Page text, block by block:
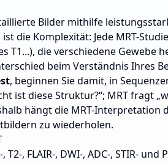
Bilder mithilfe
die Komplexität: Jede MRT-
T1...), die verschiedene Gewebe
beim Verständnis Ihres
, beginnen Sie damit, in
ist diese Struktur?“; MRT fragt
hängt die MRT-Interpretation
zu wiederholen.
, T2-, FLAIR-, DWI-, ADC-, STIR-